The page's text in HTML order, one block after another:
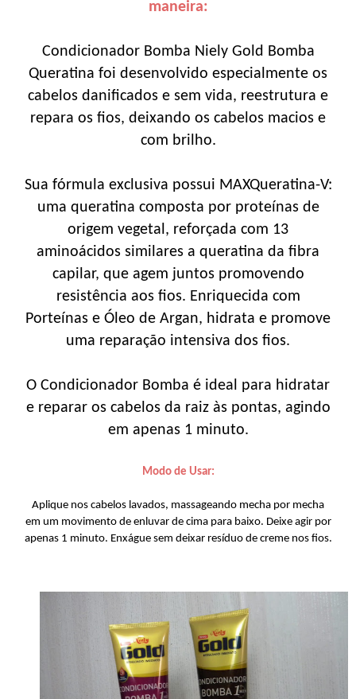
maneira:
Condicionador Bomba Niely Gold Bomba
Queratina foi desenvolvido especialmente os
cabelos danificados e sem vida, reestrutura e
repara os fios, deixando os cabelos macios e
com brilho.
Sua fórmula exclusiva possui MAXQueratina-V:
uma queratina composta por proteínas de
origem vegetal, reforçada com 13
aminoácidos similares a queratina da fibra
capilar, que agem juntos promovendo
resistência aos fios. Enriquecida com
Porteínas e Óleo de Argan, hidrata e promove
uma reparação intensiva dos fios.
O Condicionador Bomba é ideal para hidratar
e reparar os cabelos da raiz às pontas, agindo
em apenas 1 minuto.
Modo de Usar:
Aplique nos cabelos lavados, massageando mecha por mecha
em um movimento de enluvar de cima para baixo. Deixe agir por
apenas 1 minuto. Enxágue sem deixar resíduo de creme nos fios.